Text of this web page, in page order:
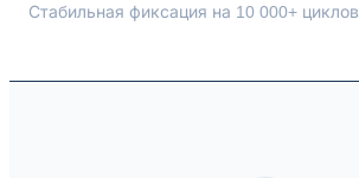
Стабильная фиксация на 10 000+ циклов